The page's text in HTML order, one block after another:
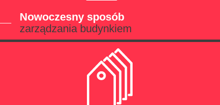
Nowoczesny sposób
zarządzania budynkiem